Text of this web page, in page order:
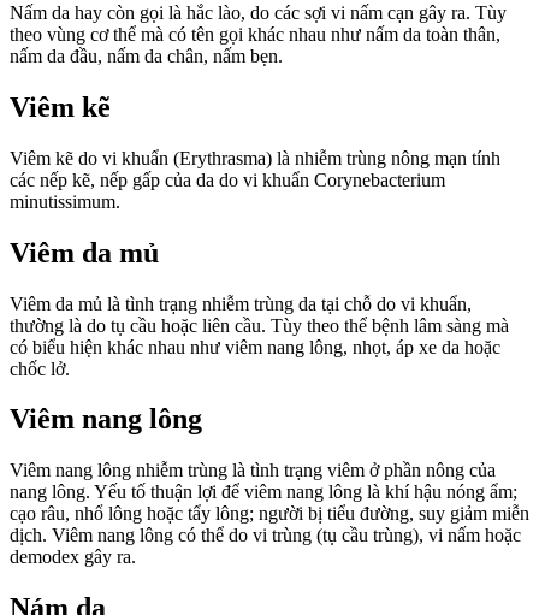
Nấm da hay còn gọi là hắc lào, do các sợi vi nấm cạn gây ra. Tùy
theo vùng cơ thể mà có tên gọi khác nhau như nấm da toàn thân,
nấm da đầu, nấm da chân, nấm bẹn.
Viêm kẽ
Viêm kẽ do vi khuẩn (Erythrasma) là nhiễm trùng nông mạn tính
các nếp kẽ, nếp gấp của da do vi khuẩn Corynebacterium
minutissimum.
Viêm da mủ
Viêm da mủ là tình trạng nhiễm trùng da tại chỗ do vi khuẩn,
thường là do tụ cầu hoặc liên cầu. Tùy theo thể bệnh lâm sàng mà
có biểu hiện khác nhau như viêm nang lông, nhọt, áp xe da hoặc
chốc lở.
Viêm nang lông
Viêm nang lông nhiễm trùng là tình trạng viêm ở phần nông của
nang lông. Yếu tố thuận lợi để viêm nang lông là khí hậu nóng ẩm;
cạo râu, nhổ lông hoặc tẩy lông; người bị tiểu đường, suy giảm miễn
dịch. Viêm nang lông có thể do vi trùng (tụ cầu trùng), vi nấm hoặc
demodex gây ra.
Nám da